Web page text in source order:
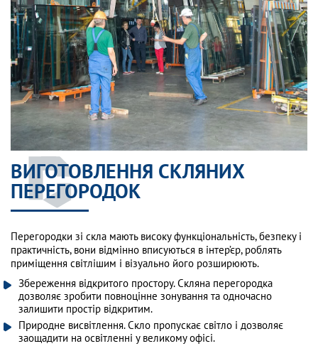
ВИГОТОВЛЕННЯ СКЛЯНИХ
ПЕРЕГОРОДОК
Перегородки зі скла мають високу функціональність, безпеку і
практичність, вони відмінно вписуються в інтер’єр, роблять
приміщення світлішим і візуально його розширюють.
Збереження відкритого простору. Скляна перегородка
дозволяє зробити повноцінне зонування та одночасно
залишити простір відкритим.
Природне висвітлення. Скло пропускає світло і дозволяє
заощадити на освітленні у великому офісі.